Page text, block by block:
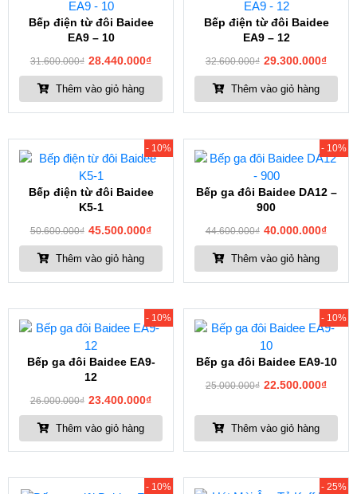
Bếp điện từ đôi Baidee
EA9 – 10
31.600.000₫ 28.440.000₫
Thêm vào giỏ hàng
Bếp điện từ đôi Baidee
EA9 – 12
32.600.000₫ 29.300.000₫
Thêm vào giỏ hàng
- 10%
Bếp điện từ đôi Baidee
K5-1
50.600.000₫ 45.500.000₫
Thêm vào giỏ hàng
- 10%
Bếp ga đôi Baidee DA12 –
900
44.600.000₫ 40.000.000₫
Thêm vào giỏ hàng
- 10%
Bếp ga đôi Baidee EA9-
12
26.000.000₫ 23.400.000₫
Thêm vào giỏ hàng
- 10%
Bếp ga đôi Baidee EA9-10
25.000.000₫ 22.500.000₫
Thêm vào giỏ hàng
- 10% - 25%